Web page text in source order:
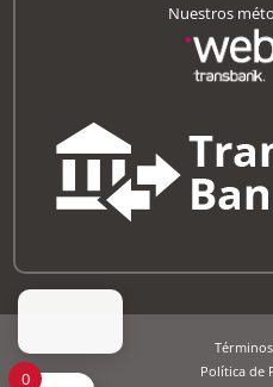
Nuestros
Política de
0